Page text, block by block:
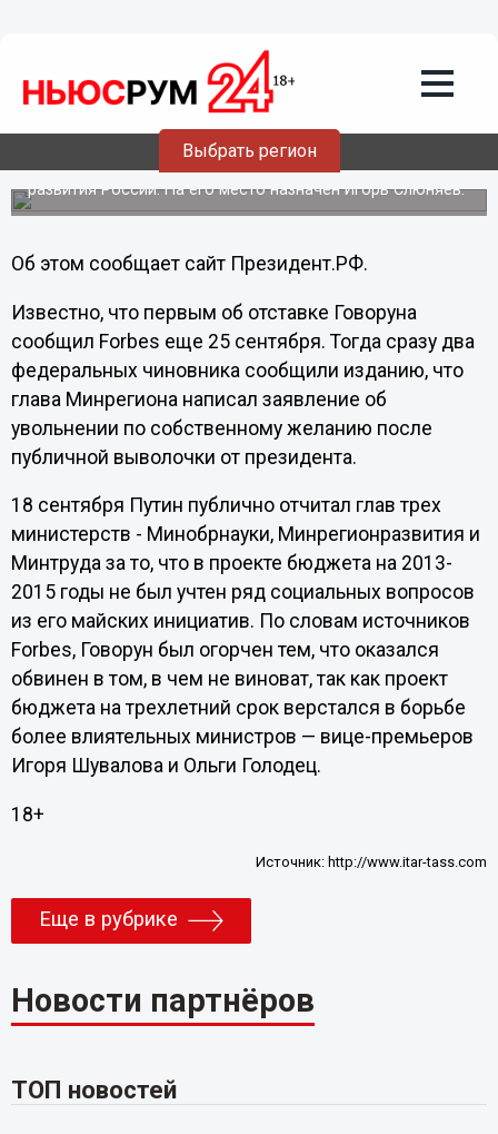
Выбрать регион
Вместо Говоруна - Слюняев: Владимир
Путин уволил главу
Минрегионразвития
16 октября президент подписал указ об освобождении
Олега Говоруна от должности министра регионального
развития России. На его место назначен Игорь Слюняев.
Об этом сообщает сайт Президент.РФ.
Известно, что первым об отставке Говоруна
сообщил Forbes еще 25 сентября. Тогда сразу два
федеральных чиновника сообщили изданию, что
глава Минрегиона написал заявление об
увольнении по собственному желанию после
публичной выволочки от президента.
18 сентября Путин публично отчитал глав трех
министерств - Минобрнауки, Минрегионразвития и
Минтруда за то, что в проекте бюджета на 2013-
2015 годы не был учтен ряд социальных вопросов
из его майских инициатив. По словам источников
Forbes, Говорун был огорчен тем, что оказался
обвинен в том, в чем не виноват, так как проект
бюджета на трехлетний срок верстался в борьбе
более влиятельных министров — вице-премьеров
Игоря Шувалова и Ольги Голодец.
18+
Источник: http://www.itar-tass.com
Еще в рубрике
Новости партнёров
ТОП новостей